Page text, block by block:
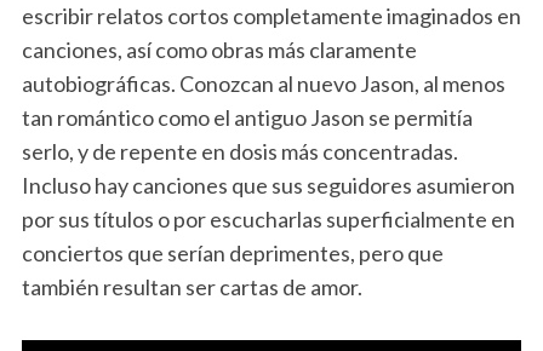
escribir relatos cortos completamente imaginados en
canciones, así como obras más claramente
autobiográficas. Conozcan al nuevo Jason, al menos
tan romántico como el antiguo Jason se permitía
serlo, y de repente en dosis más concentradas.
Incluso hay canciones que sus seguidores asumieron
por sus títulos o por escucharlas superficialmente en
conciertos que serían deprimentes, pero que
también resultan ser cartas de amor.